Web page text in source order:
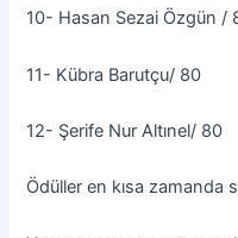
10- Hasan Sezai Özgün /
11- Kübra Barutçu/ 80
12- Şerife Nur Altınel/ 80
Ödüller en kısa zamanda